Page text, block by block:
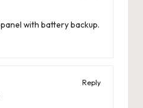
with battery backup.
Reply